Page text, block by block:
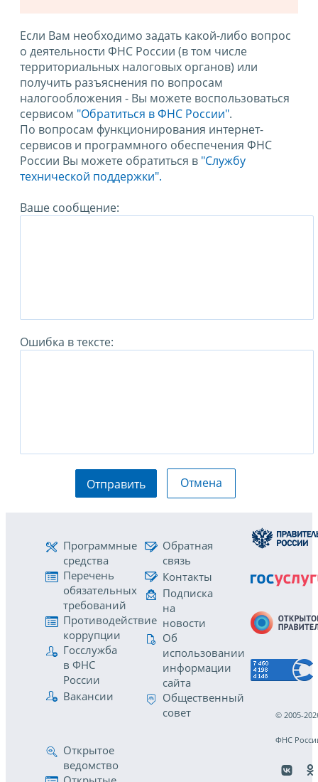
Если Вам необходимо задать какой-либо вопрос
о деятельности ФНС России (в том числе
территориальных налоговых органов) или
получить разъяснения по вопросам
налогообложения - Вы можете воспользоваться
сервисом "Обратиться в ФНС России".
По вопросам функционирования интернет-
сервисов и программного обеспечения ФНС
России Вы можете обратиться в "Службу
технической поддержки".
Ваше сообщение:
Ошибка в тексте:
Отправить Отмена
Программные
средства
Перечень
обязательных
требований
Противодействие
коррупции
Госслужба
в ФНС
России
Вакансии
Обратная
связь
Контакты
Подписка
на
новости
Об
использовании
информации
сайта
Общественный
совет
Открытое
ведомство
© 2005-
ФНС